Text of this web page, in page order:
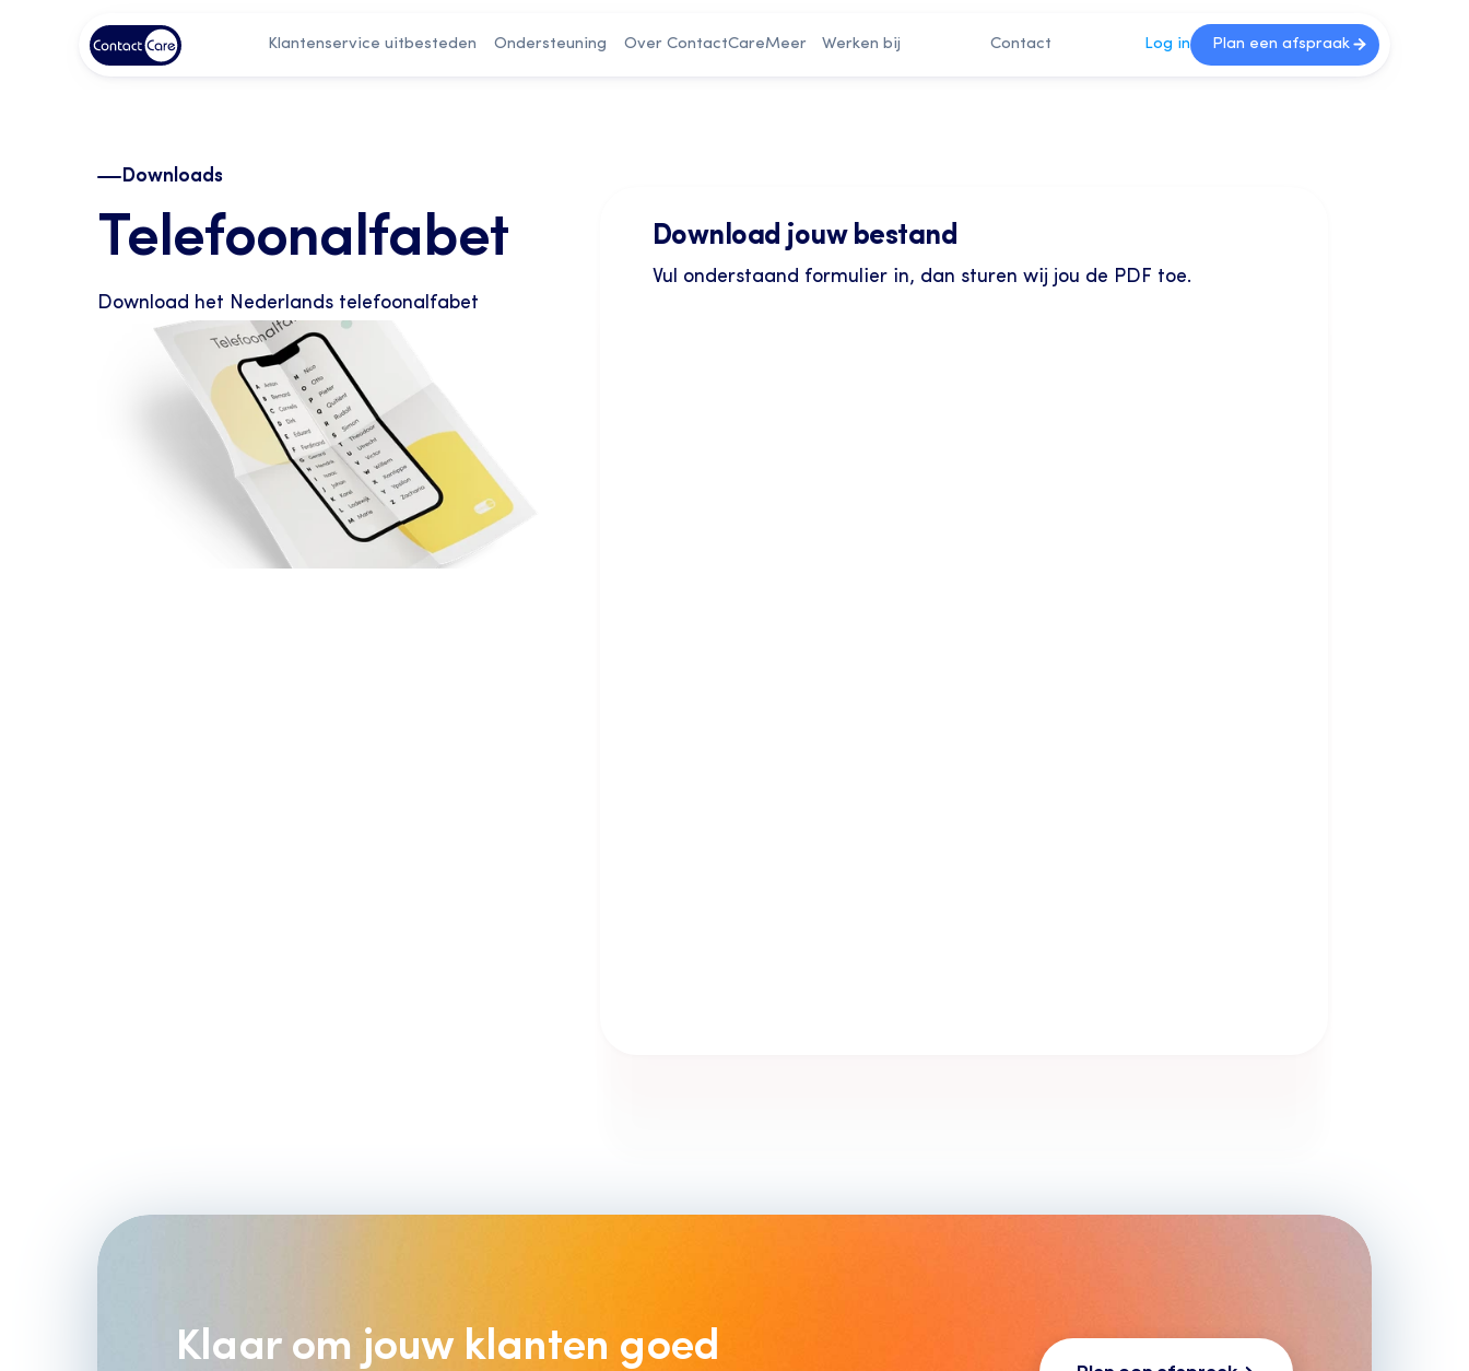
Klantenservice uitbesteden Ondersteuning Over ContactCareMeer Werken bij Contact Log in Plan een afspraak
Downloads
Telefoonalfabet
Download het Nederlands telefoonalfabet
Download jouw bestand
Vul onderstaand formulier in, dan sturen wij jou de PDF toe.
Klaar om jouw klanten goed